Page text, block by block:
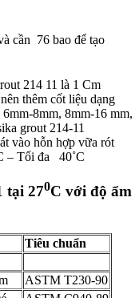
cần 76 bao để tạo
214 11 là 1 Cm
thêm cốt liệu dạng
8mm, 8mm-16 mm,
grout 214-11
vào hỗn hợp vữa rót
– Tối đa 40˚C
tại 270C với độ ẩm
Tiêu chuẩn
ASTM T230-90